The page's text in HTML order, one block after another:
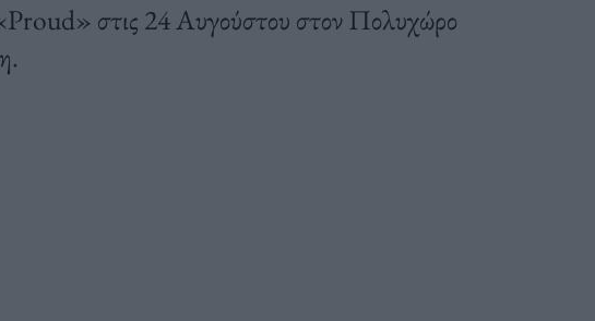
στις 24 Αυγούστου στον Πολυχώρο